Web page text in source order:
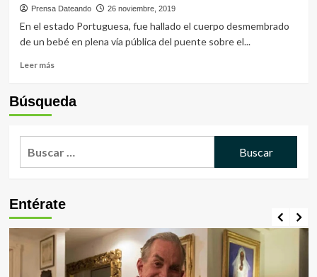
Guanare
deja
muertos
de
Prensa Dateando 26 noviembre, 2019
En el estado Portuguesa, fue hallado el cuerpo desmembrado
de un bebé en plena vía pública del puente sobre el...
Leer másLeer
Hallan
un
bebé
Portuguesa
Búsqueda
Entérate